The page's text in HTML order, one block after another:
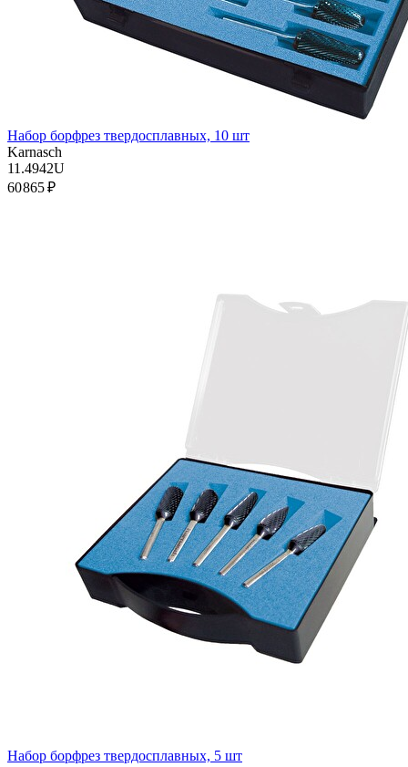
Набор борфрез твердосплавных, 10 шт
Karnasch
11.4942U
60 865 ₽
Набор борфрез твердосплавных, 5 шт